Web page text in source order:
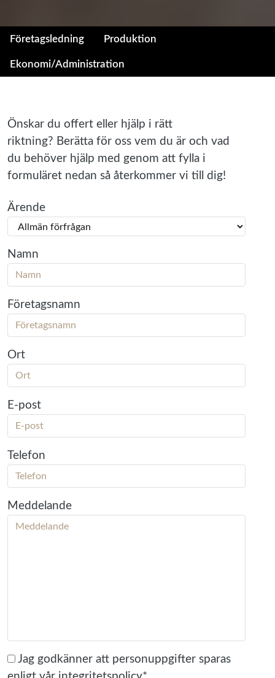
Företagsledning Produktion
Ekonomi/Administration
Önskar du offert eller hjälp i rätt
riktning? Berätta för oss vem du är och vad
du behöver hjälp med genom att fylla i
formuläret nedan så återkommer vi till dig!
Ärende
Namn
Företagsnamn
Ort
E-post
Telefon
Meddelande
Jag godkänner att personuppgifter sparas